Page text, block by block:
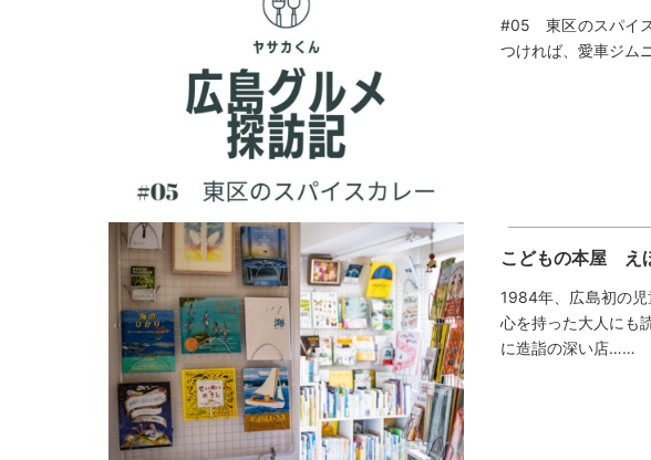
#05 東区のスパイス
つければ、愛車ジム
こどもの本屋 え
1984年、広島初の
心を持った大人にも
に造詣の深い店……